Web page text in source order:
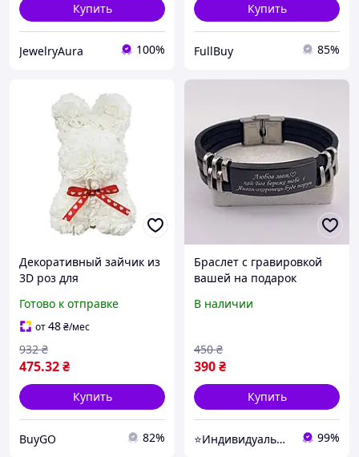
Купить
JewelryAura 100%
Купить
FullBuy 85%
Декоративный зайчик из
3D роз для
в коробке символ любви
KR-21
Готово к отправке
от48₴/мес
475.32₴
932 ₴
Купить
BuyGO 82%
Браслет с гравировкой
вашей на подарок
(надпись можно менять)
В наличии
390₴
450 ₴
Купить
⭐Индивидуальные подарки grav_withlove 99%